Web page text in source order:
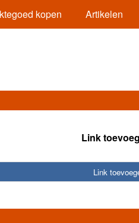
kopen Artikelen
Link
Link